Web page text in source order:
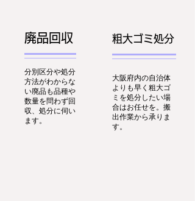
廃品回収
分別区分や処分
方法がわからな
い廃品も品種や
数量を問わず回
収、処分に伺い
ます。
粗大ゴミ処分
大阪府内の自治体
よりも早く粗大ゴ
ミを処分したい場
合はお任せを。搬
出作業から承りま
す。